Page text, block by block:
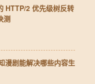
HTTP/2 优先级树反转
测
漫剧能解决哪些内容生